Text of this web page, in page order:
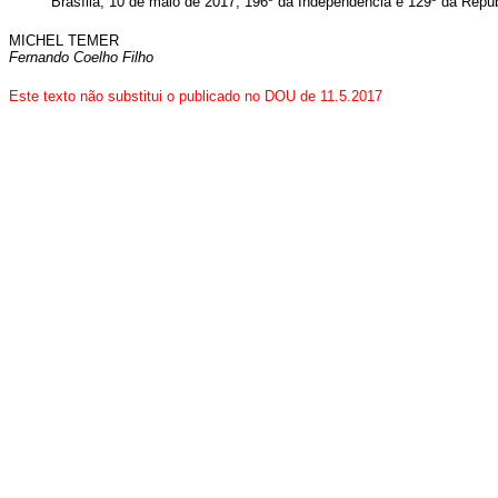
MICHEL TEMER
Fernando Coelho Filho
Este texto não substitui o publicado no DOU de 11.5.2017